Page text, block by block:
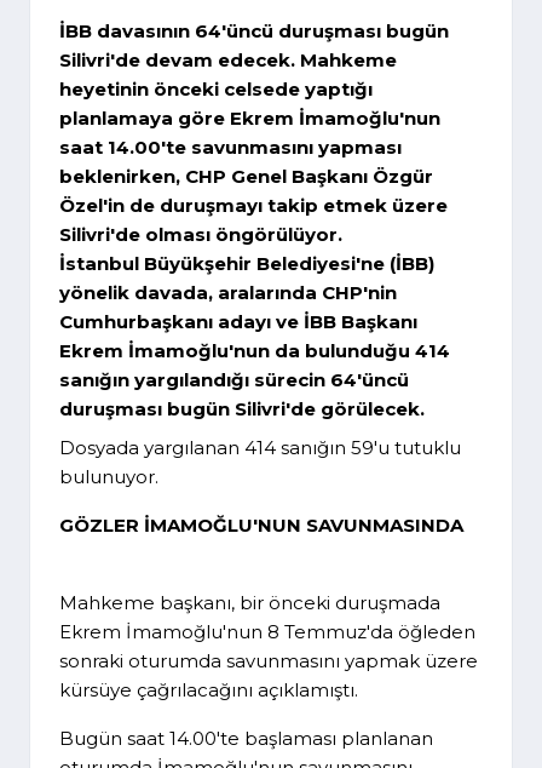
İBB davasının 64'üncü duruşması bugün
Silivri'de devam edecek. Mahkeme
heyetinin önceki celsede yaptığı
planlamaya göre Ekrem İmamoğlu'nun
saat 14.00'te savunmasını yapması
beklenirken, CHP Genel Başkanı Özgür
Özel'in de duruşmayı takip etmek üzere
Silivri'de olması öngörülüyor.
İstanbul Büyükşehir Belediyesi'ne (İBB)
yönelik davada, aralarında CHP'nin
Cumhurbaşkanı adayı ve İBB Başkanı
Ekrem İmamoğlu'nun da bulunduğu 414
sanığın yargılandığı sürecin 64'üncü
duruşması bugün Silivri'de görülecek.
Dosyada yargılanan 414 sanığın 59'u tutuklu
bulunuyor.
GÖZLER İMAMOĞLU'NUN SAVUNMASINDA
Mahkeme başkanı, bir önceki duruşmada
Ekrem İmamoğlu'nun 8 Temmuz'da öğleden
sonraki oturumda savunmasını yapmak üzere
kürsüye çağrılacağını açıklamıştı.
Bugün saat 14.00'te başlaması planlanan